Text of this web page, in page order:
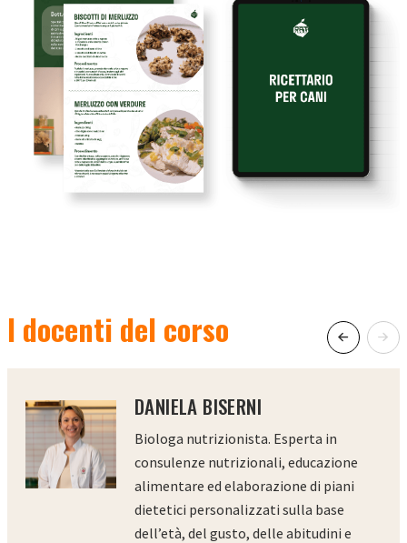
I docenti del corso
DANIELA BISERNI
Biologa nutrizionista. Esperta in
consulenze nutrizionali, educazione
alimentare ed elaborazione di piani
dietetici personalizzati sulla base
dell’età, del gusto, delle abitudini e